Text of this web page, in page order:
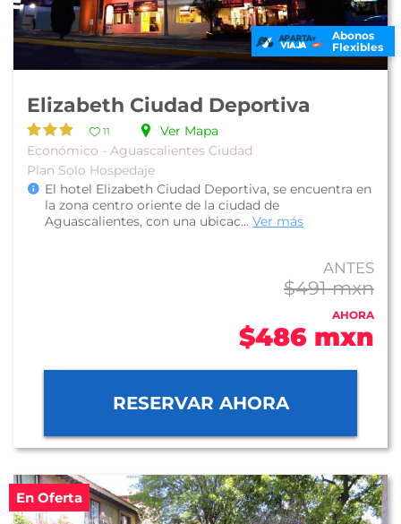
Abonos
Flexibles
Elizabeth Ciudad Deportiva
11
Ver Mapa
Económico - Aguascalientes Ciudad
Plan Solo Hospedaje
El hotel Elizabeth Ciudad Deportiva, se encuentra en
la zona centro oriente de la ciudad de
Aguascalientes, con una ubicac... Ver más
ANTES
$491 mxn
AHORA
$486 mxn
RESERVAR AHORA
En Oferta